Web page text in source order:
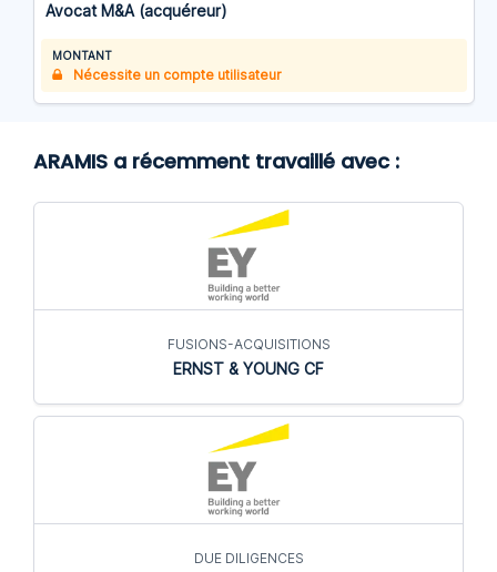
Avocat M&A (acquéreur)
MONTANT
Nécessite un compte utilisateur
ARAMIS a récemment travaillé avec :
FUSIONS-ACQUISITIONS
ERNST & YOUNG CF
DUE DILIGENCES